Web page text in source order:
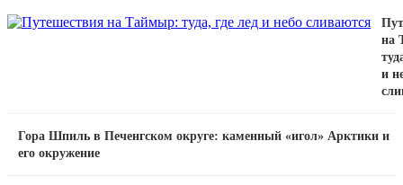
на
и
Гора Шпиль в Печенгском округе: каменный «игол» Арктики и
его окружение